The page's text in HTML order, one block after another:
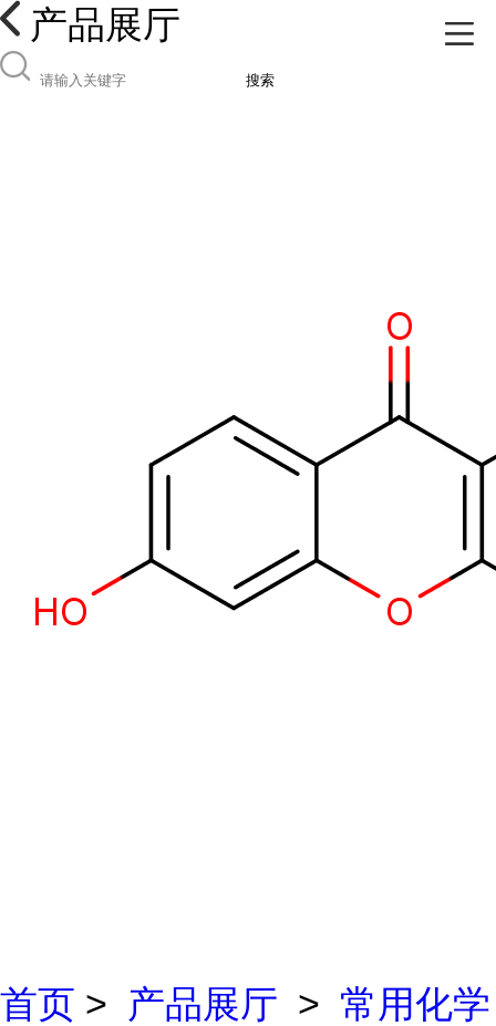
产品展厅
搜索
首页 > 产品展厅 > 常用化学